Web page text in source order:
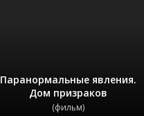
Паранормальные явления.
Дом призраков
(фильм)